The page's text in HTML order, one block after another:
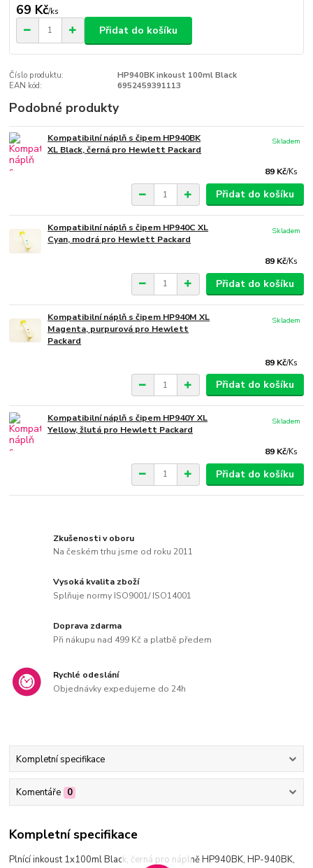
69 Kč/ks
Přidat do košíku
Číslo produktu:
HP940BK inkoust 100ml Black
EAN kód:
6952459391113
Podobné produkty
Kompatibilní náplň s čipem HP940BK
XL Black, černá pro Hewlett Packard
89 Kč/Ks
Skladem
Přidat do košíku
Kompatibilní náplň s čipem HP940C XL
Cyan, modrá pro Hewlett Packard
89 Kč/Ks
Skladem
Přidat do košíku
Kompatibilní náplň s čipem HP940M XL
Magenta, purpurová pro Hewlett
Packard
89 Kč/Ks
Skladem
Přidat do košíku
Kompatibilní náplň s čipem HP940Y XL
Yellow, žlutá pro Hewlett Packard
89 Kč/Ks
Skladem
Přidat do košíku
Zkušenosti v oboru
Na českém trhu jsme od roku 2011
Vysoká kvalita zboží
Splňuje normy ISO9001/ ISO14001
Doprava zdarma
Při nákupu nad 499 Kč a platbě předem
Rychlé odeslání
Objednávky expedujeme do 24h
Kompletní specifikace
Komentáře 0
Kompletní specifikace
Plnící inkoust 1x100ml Black, černá pro náplně HP940BK, HP-940BK,